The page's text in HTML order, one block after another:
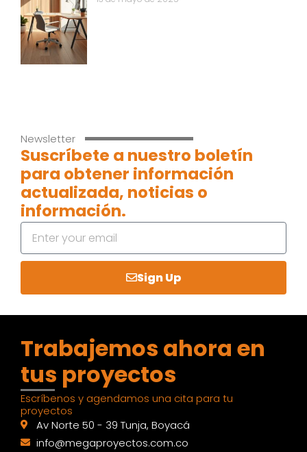
Newsletter
Suscríbete a nuestro boletín
para obtener información
actualizada, noticias o
información.
Sign Up
Trabajemos ahora en
tus proyectos
Escríbenos y agendamos una cita para tu
proyectos
Av Norte 50 - 39 Tunja, Boyacá
info@megaproyectos.com.co